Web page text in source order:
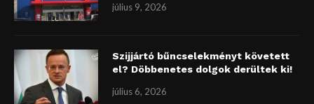
július 9, 2026
Szijjártó bűncselekményt követett
el? Döbbenetes dolgok derültek ki!
július 6, 2026